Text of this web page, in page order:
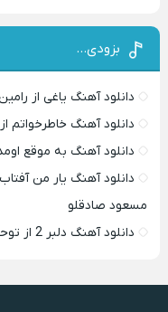
بزودی…
دانلود آهنگ یاغی از
دانلود آهنگ خاطرخواتم
دانلود آهنگ به موقع
دانلود آهنگ یار من
مسعود صادقلو
دانلود آهنگ دلبر 2 از توحید ناصری